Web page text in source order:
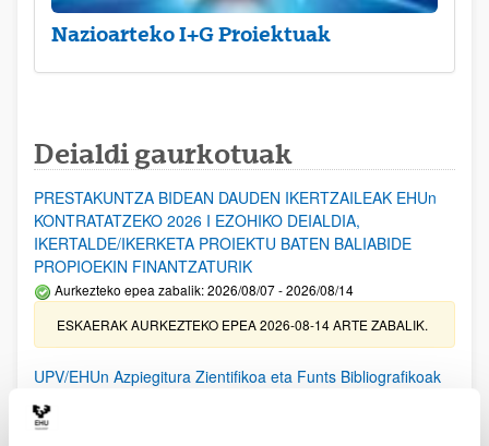
Nazioarteko I+G Proiektuak
Deialdi gaurkotuak
PRESTAKUNTZA BIDEAN DAUDEN IKERTZAILEAK EHUn
KONTRATATZEKO 2026 I EZOHIKO DEIALDIA,
IKERTALDE/IKERKETA PROIEKTU BATEN BALIABIDE
PROPIOEKIN FINANTZATURIK
Aurkezteko epea zabalik: 2026/08/07 - 2026/08/14
ESKAERAK AURKEZTEKO EPEA 2026-08-14 ARTE ZABALIK.
UPV/EHUn Azpiegitura Zientifikoa eta Funts Bibliografikoak